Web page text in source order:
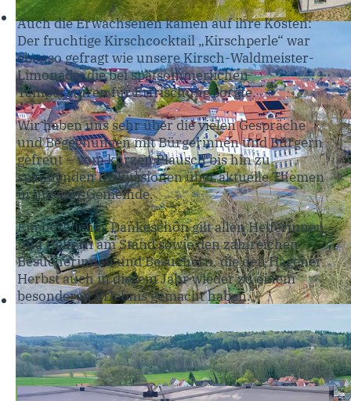
Auch die Erwachsenen kamen auf ihre Kosten:
Der fruchtige Kirschcocktail „Kirschperle“ war
ebenso gefragt wie unsere Kirsch-Waldmeister-
Limonade, die bei spätsommerlichen
Temperaturen für Erfrischung sorgte.
Wir haben uns sehr über die vielen Gespräche
und Begegnungen mit Bürgerinnen und Bürgern
gefreut – vom kurzen Plausch bis hin zu
spannenden Diskussionen über aktuelle Themen
in unserer Gemeinde.
Ein herzliches Dankeschön gilt allen Helferinnen
und Helfern am Stand sowie den zahlreichen
Besucherinnen und Besuchern, die den Hagener
Herbst auch in diesem Jahr wieder zu einem
besonderen Erlebnis gemacht haben.